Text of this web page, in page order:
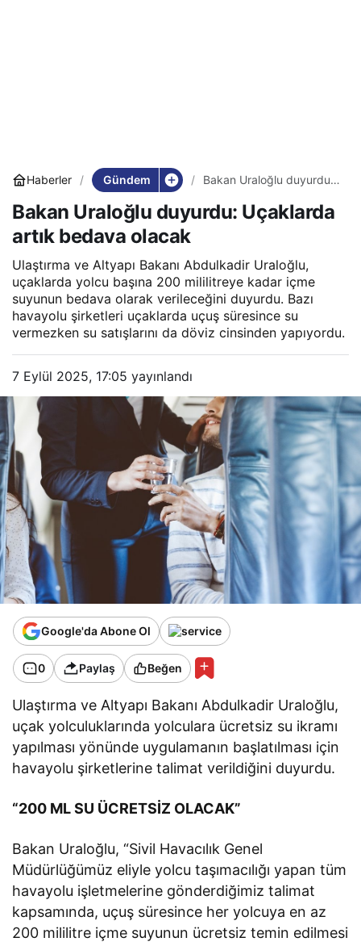
Haberler Gündem
Bakan Uraloğlu duyurdu:
olacak
Bakan Uraloğlu duyurdu: Uçaklarda
artık bedava olacak
Ulaştırma ve Altyapı Bakanı Abdulkadir Uraloğlu,
uçaklarda yolcu başına 200 mililitreye kadar içme
suyunun bedava olarak verileceğini duyurdu. Bazı
havayolu şirketleri uçaklarda uçuş süresince su
vermezken su satışlarını da döviz cinsinden yapıyordu.
7 Eylül 2025, 17:05 yayınlandı
Google'da Abone Ol
0 Paylaş Beğen
Ulaştırma ve Altyapı Bakanı Abdulkadir Uraloğlu,
uçak yolculuklarında yolculara ücretsiz su ikramı
yapılması yönünde uygulamanın başlatılması için
havayolu şirketlerine talimat verildiğini duyurdu.
“200 ML SU ÜCRETSİZ OLACAK”
Bakan Uraloğlu, “Sivil Havacılık Genel
Müdürlüğümüz eliyle yolcu taşımacılığı yapan tüm
havayolu işletmelerine gönderdiğimiz talimat
kapsamında, uçuş süresince her yolcuya en az
200 mililitre içme suyunun ücretsiz temin edilmesi